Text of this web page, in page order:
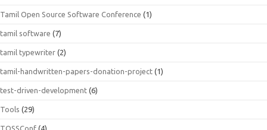
Tamil Open Source Software Conference (1)
tamil software (7)
tamil typewriter (2)
tamil-handwritten-papers-donation-project (1)
test-driven-development (6)
Tools (29)
TOSSConf (4)